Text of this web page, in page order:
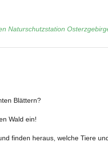
Naturschutzstation
Blättern?
Wald ein!
finden heraus, welche Tiere